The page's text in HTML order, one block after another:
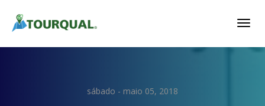
sábado - maio 05, 2018